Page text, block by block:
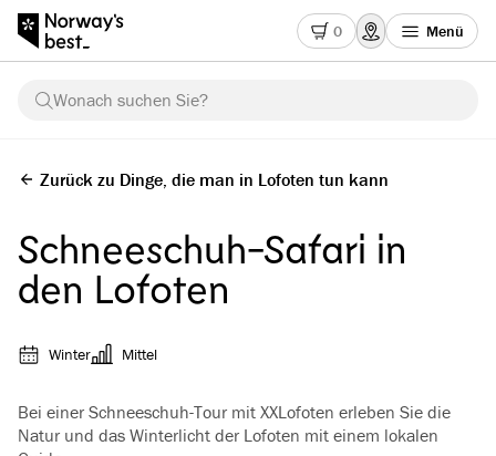
0 Menü
Wonach suchen Sie?
Zurück zu Dinge, die man in Lofoten tun kann
Schneeschuh-Safari in
den Lofoten
Winter Mittel
Bei einer Schneeschuh-Tour mit XXLofoten erleben Sie die
Natur und das Winterlicht der Lofoten mit einem lokalen